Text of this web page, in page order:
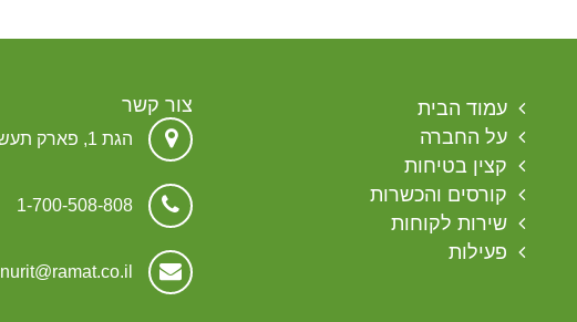
עמוד הבית
על החברה
קצין בטיחות
קורסים והכשרות
שירות לקוחות
פעילות
צור קשר
הגת 1, פארק תעשייה, עומר
1-700-508-808
nurit@ramat.co.il